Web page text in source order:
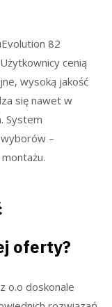
82
cenią
wysoką jakość
się nawet w
System
–
oferty?
o.o doskonale